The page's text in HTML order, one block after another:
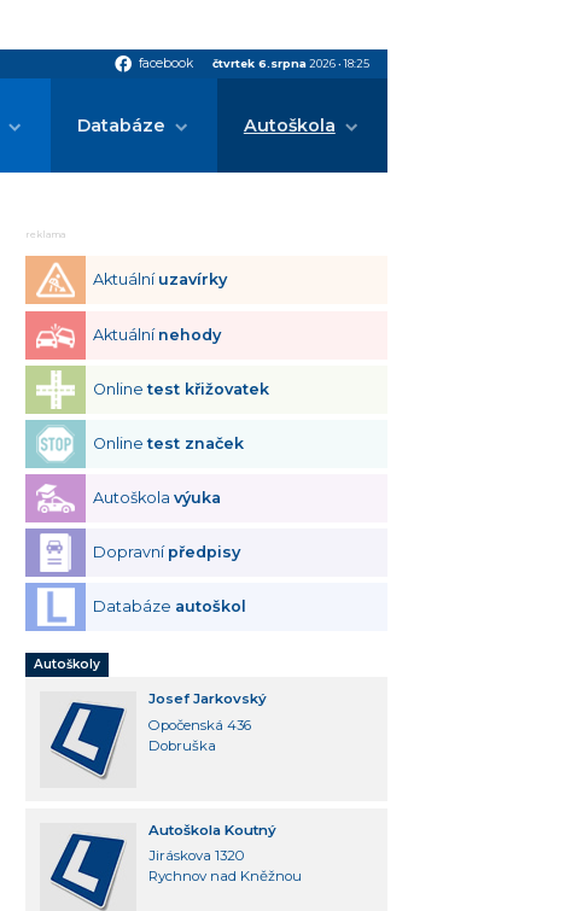
facebook facebook čtvrtek 6.srpna 2026•18:25
Databáze Autoškola
reklama
Aktuální uzavírky
Aktuální nehody
Onlinetest křižovatek
Onlinetest značek
Autoškolavýuka
Dopravní předpisy
Databáze autoškol
Autoškoly
Josef Jarkovský
Opočenská 436
Dobruška
Autoškola Koutný
Jiráskova 1320
Rychnov nad Kněžnou